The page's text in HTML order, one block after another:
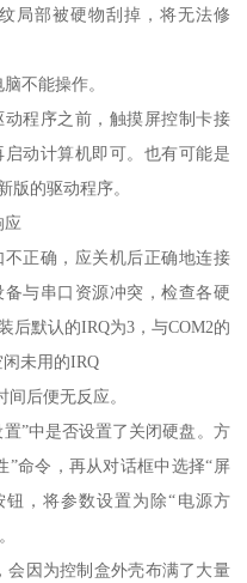
局部被硬物刮掉，将无法修
不能操作。
程序之前，触摸屏控制卡接
动计算机即可。也有可能是
版的驱动程序。
应
正确，应关机后正确地连接
与串口资源冲突，检查各硬
后默认的IRQ为3，与COM2的
未用的IRQ
后便无反应。
”中是否设置了关闭硬盘。方
”命令，再从对话框中选择“屏
，将参数设置为除“电源方
因为控制盒外壳布满了大量